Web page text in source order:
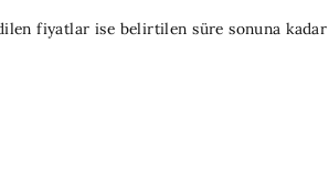
fiyatlar ise belirtilen süre sonuna kadar